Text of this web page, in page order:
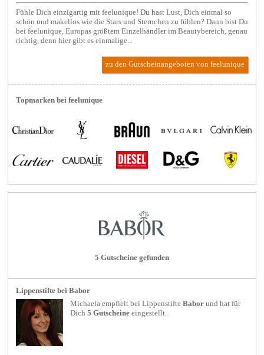
Fühle Dich einzigartig mit feelunique! Du hast Lust, Dich einmal so
schön und makellos wie die Stars und Sternchen zu fühlen? Dann bist Du
bei feelunique, Europas größtem Einzelhändler im Beautybereich, genau
richtig, denn hier gibt es einmalige...
zu den Gutscheinangeboten von feelunique
Topmarken bei feelunique
5 Gutscheine gefunden
Lippenstifte bei Babor
Michaela empfielt beiLippenstifte Babor und hat für
Dich5 Gutscheine eingestellt.